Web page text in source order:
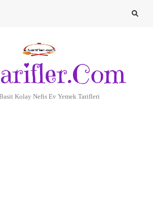
Kolay Nefis Ev Yemek Tarifleri